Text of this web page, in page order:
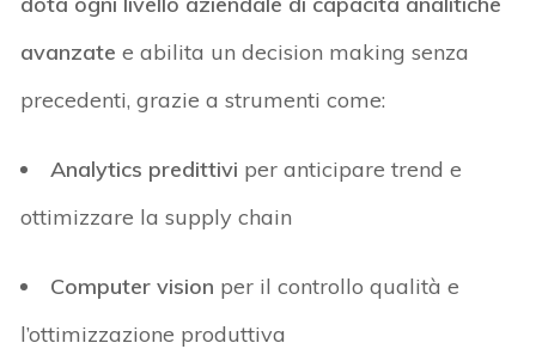
avanzate e abilita undecision makingsenza
precedenti, grazie a strumenti come:
Analytics predittivi per anticiparetrend e
ottimizzare la supply chain
Computer vision per il controllo qualità e
l’ottimizzazione produttiva